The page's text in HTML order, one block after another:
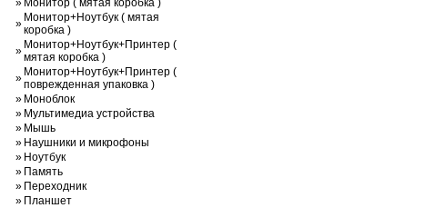
» Монитор ( мятая коробка )
» Монитор+Ноутбук ( мятая
коробка )
» Монитор+Ноутбук+Принтер (
мятая коробка )
» Монитор+Ноутбук+Принтер (
поврежденная упаковка )
» Моноблок
» Мультимедиа устройства
» Мышь
» Наушники и микрофоны
» Ноутбук
» Память
» Переходник
» Планшет